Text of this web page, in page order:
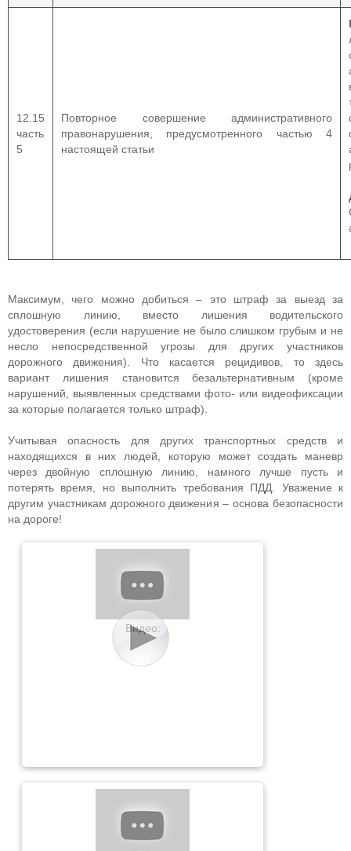
12.15
часть
5
Повторное совершение административного
правонарушения, предусмотренного частью 4
настоящей статьи
Максимум, чего можно добиться – это штраф за выезд за
сплошную линию, вместо лишения водительского
удостоверения (если нарушение не было слишком грубым и не
несло непосредственной угрозы для других участников
дорожного движения). Что касается рецидивов, то здесь
вариант лишения становится безальтернативным (кроме
нарушений, выявленных средствами фото- или видеофиксации
за которые полагается только штраф).
Учитывая опасность для других транспортных средств и
находящихся в них людей, которую может создать маневр
через двойную сплошную линию, намного лучше пусть и
потерять время, но выполнить требования ПДД. Уважение к
другим участникам дорожного движения – основа безопасности
на дороге!
Видео: